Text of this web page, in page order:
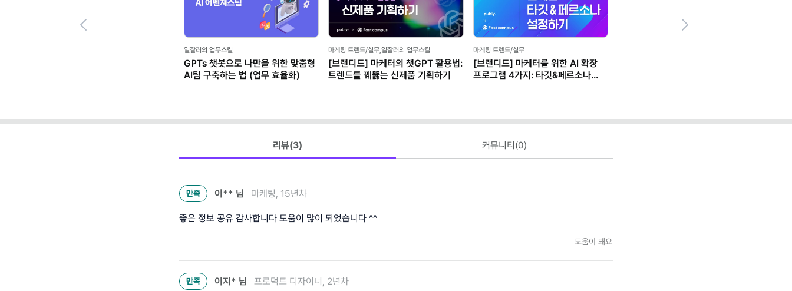
일잘러의 업무스킬
GPTs 챗봇으로 나만을 위한 맞춤형
AI팀 구축하는 법 (업무 효율화)
마케팅 트렌드/실무,일잘러의 업무스킬
[브랜디드] 마케터의 챗GPT 활용법:
트렌드를 꿰뚫는 신제품 기획하기
마케팅 트렌드/실무
[브랜디드] 마케터를 위한 AI 확장
프로그램 4가지: 타깃&페르소나
리뷰(3) 커뮤니티(0)
만족 이** 님 마케팅, 15년차
좋은 정보 공유 감사합니다 도움이 많이 되었습니다 ^^
도움이 돼요
만족 이지* 님 프로덕트 디자이너, 2년차